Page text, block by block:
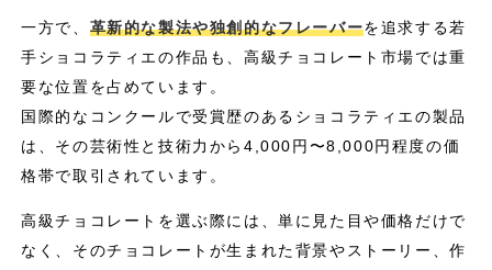
一方で、 革新的な製法や独創的なフレーバーを追求する若
手ショコラティエの作品も、高級チョコレート市場では重
要な位置を占めています。
国際的なコンクールで受賞歴のあるショコラティエの製品
は、その芸術性と技術力から4,000円〜8,000円程度の価
格帯で取引されています。
高級チョコレートを選ぶ際には、単に見た目や価格だけで
なく、そのチョコレートが生まれた背景やストーリー、作